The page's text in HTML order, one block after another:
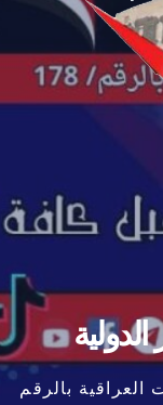
العراقية بالرقم